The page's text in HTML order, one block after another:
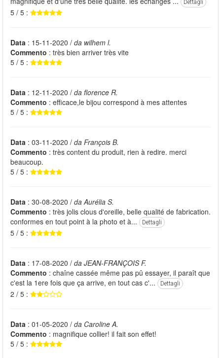
Dettagli
5 / 5 :
Data : 15-11-2020 / da wilhem l.
Commento : très bien arriver très vite
5 / 5 :
Data : 12-11-2020 / da florence R.
Commento : efficace,le bijou correspond à mes attentes
5 / 5 :
Data : 03-11-2020 / da François B.
Commento : très content du produit, rien à redire. merci
beaucoup.
5 / 5 :
Data : 30-08-2020 / da Aurélia S.
Commento : très jolis clous d'oreille, belle qualité de fabrication.
conformes en tout point à la photo et à...
Dettagli
5 / 5 :
Data : 17-08-2020 / da JEAN-FRANÇOIS F.
Commento : chaîne cassée même pas pû essayer, il paraît que
c'est la 1ere fois que ça arrive, en tout cas c'...
Dettagli
2 / 5 :
Data : 01-05-2020 / da Caroline A.
Commento : magnifique collier! il fait son effet!
5 / 5 :